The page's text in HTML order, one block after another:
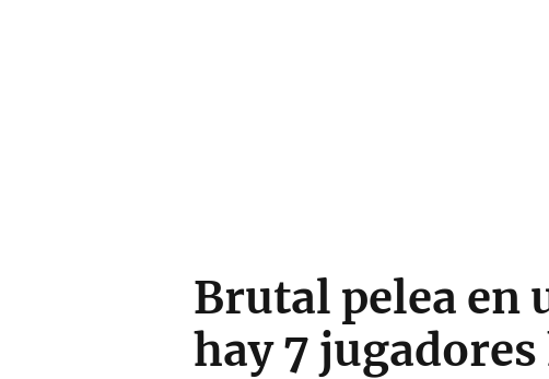
Brutal pelea en
hay 7